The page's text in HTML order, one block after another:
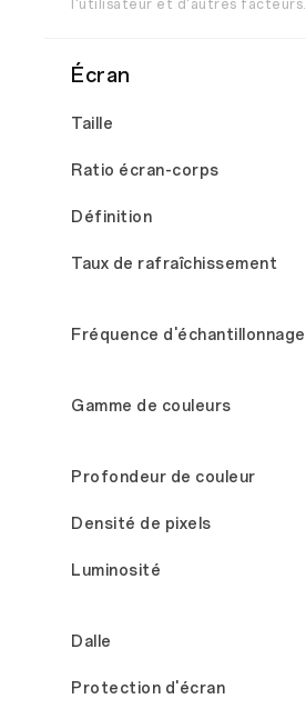
l'utilisateur et d'autres facteurs.
Écran
Taille
Ratio écran-corps
Définition
Taux de rafraîchissement
Fréquence d'échantillonnage
Gamme de couleurs
Profondeur de couleur
Densité de pixels
Luminosité
Dalle
Protection d'écran